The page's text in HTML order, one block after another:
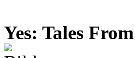
Yes: Tales